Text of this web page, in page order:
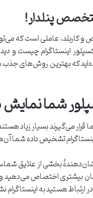
پنلدار!
و کاربلد، عاملی است
اینستاگرام چیست و
که بهترین روش‌های جذب
شما
می‌گیرند بسیار زیاد
تشخیص داده شما
بخشی از علایق
اختصاص می‌دهید و
ارتباط هستید به